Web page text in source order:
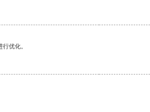
优化。